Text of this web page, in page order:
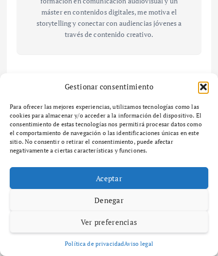
Gestionar consentimiento
Para ofrecer las mejores experiencias, utilizamos tecnologías como las
cookies para almacenar y/o acceder a la información del dispositivo. El
consentimiento de estas tecnologías nos permitirá procesar datos como
el comportamiento de navegación o las identificaciones únicas en este
sitio. No consentir o retirar el consentimiento, puede afectar
negativamente a ciertas características y funciones.
Aceptar
Denegar
Ver preferencias
Política de privacidadAviso legal
máster en contenidos digitales, me motiva el
storytelling y conectar con audiencias jóvenes a
través de contenido creativo.
a
v
e
g
c
práctica
para
optimizar tu
conexión
Wi-Fi en
casa
utilizar
Wikipedia
para
mejorar tu
conocimien
to y
de